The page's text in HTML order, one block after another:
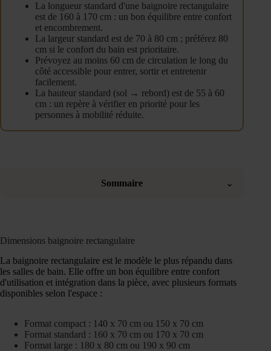
La longueur standard d'une baignoire rectangulaire
est de 160 à 170 cm : un bon équilibre entre confort
et encombrement.
La largeur standard est de 70 à 80 cm ; préférez 80
cm si le confort du bain est prioritaire.
Prévoyez au moins 60 cm de circulation le long du
côté accessible pour entrer, sortir et entretenir
facilement.
La hauteur standard (sol → rebord) est de 55 à 60
cm : un repère à vérifier en priorité pour les
personnes à mobilité réduite.
Sommaire ⌄
Dimensions baignoire rectangulaire
La baignoire rectangulaire est le modèle le plus répandu dans
les salles de bain. Elle offre un bon équilibre entre confort
d'utilisation et intégration dans la pièce, avec plusieurs formats
disponibles selon l'espace :
Format compact : 140 x 70 cm ou 150 x 70 cm
Format standard : 160 x 70 cm ou 170 x 70 cm
Format large : 180 x 80 cm ou 190 x 90 cm